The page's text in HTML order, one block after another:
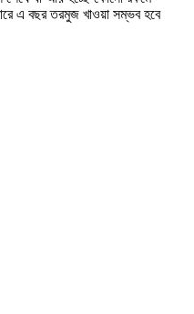
এ বছর তরমুজ খাওয়া সম্ভব হবে